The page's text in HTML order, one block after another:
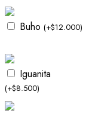
Buho (+$12.000)
Iguanita
(+$8.500)